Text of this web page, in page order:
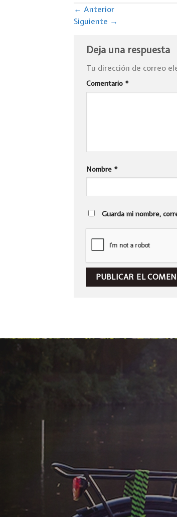
← Anterior
Siguiente →
Deja una respuesta
Tu dirección de correo
Comentario *
Nombre *
Guarda mi nombre,